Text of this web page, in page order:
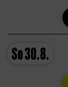
So30.8.